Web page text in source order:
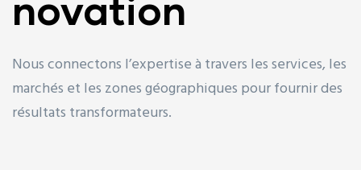
Nous connectons l’expertise à travers les services, les
marchés et les zones géographiques pour fournir des
résultats transformateurs.